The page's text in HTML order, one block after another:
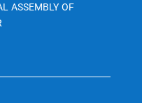
ASSEMBLY OF